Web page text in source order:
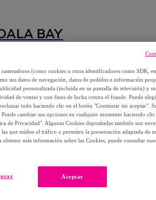
BAY
Manga Larga Verde -
,99 €
,95 €
%
tu modelo
Guía de tallas
rastreadores (como cookies u otros identificadores como SDK,
sus datos de navegación, datos de pedidos e información
personalizada (incluida en su pantalla de televisión) y
de ventas y con fines de lucha contra el fraude. Puede
todo haciendo clic en el botón "Continuar sin aceptar".
cambiar sus opciones en cualquier momento haciendo clic
de Privacidad". Algunas Cookies depositadas también son
que miden el tráfico o permiten la presentación adaptada de
obtener más información sobre las Cookies, puede consultar
Aceptar